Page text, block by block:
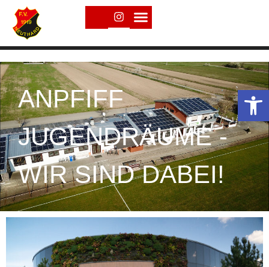
Open toolbar
ANPFIFF
JUGENDRÄUME -
WIR SIND DABEI!